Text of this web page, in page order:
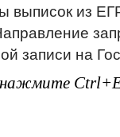
выписок из
записи на